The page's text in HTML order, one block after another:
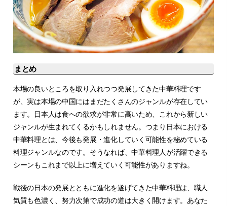
まとめ
本場の良いところを取り入れつつ発展してきた中華料理です
が、実は本場の中国にはまだたくさんのジャンルが存在してい
ます。日本人は食への欲求が非常に高いため、これから新しい
ジャンルが生まれてくるかもしれません。つまり日本における
中華料理とは、今後も発展・進化していく可能性を秘めている
料理ジャンルなのです。そうなれば、中華料理人が活躍できる
シーンもこれまで以上に増えていく可能性がありますね。
戦後の日本の発展とともに進化を遂げてきた中華料理は、職人
気質も色濃く、努力次第で成功の道は大きく開けます。あなた